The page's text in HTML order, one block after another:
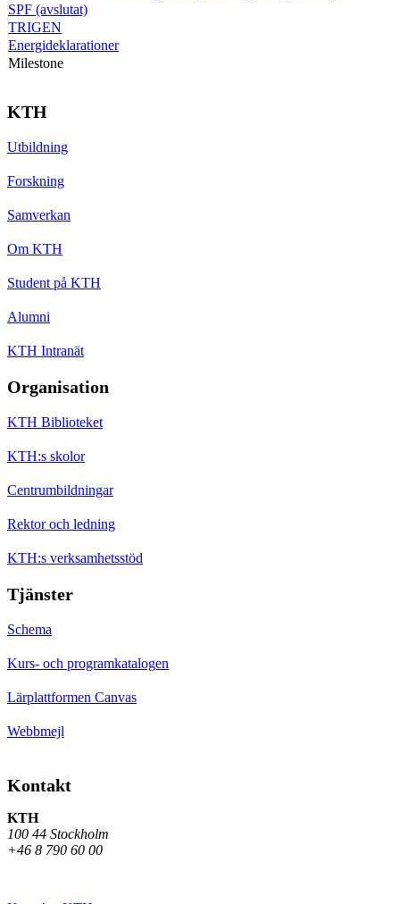
SPF (avslutat)
TRIGEN
Energideklarationer
Milestone
KTH
Utbildning
Forskning
Samverkan
Om KTH
Student på KTH
Alumni
KTH Intranät
Organisation
KTH Biblioteket
KTH:s skolor
Centrumbildningar
Rektor och ledning
KTH:s verksamhetsstöd
Tjänster
Schema
Kurs- och programkatalogen
Lärplattformen Canvas
Webbmejl
Kontakt
KTH
100 44 Stockholm
+46 8 790 60 00